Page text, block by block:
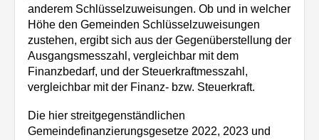
anderem Schlüsselzuweisungen. Ob und in welcher
Höhe den Gemeinden Schlüsselzuweisungen
zustehen, ergibt sich aus der Gegenüberstellung der
Ausgangsmesszahl, vergleichbar mit dem
Finanzbedarf, und der Steuerkraftmesszahl,
vergleichbar mit der Finanz- bzw. Steuerkraft.
Die hier streitgegenständlichen
Gemeindefinanzierungsgesetze 2022, 2023 und